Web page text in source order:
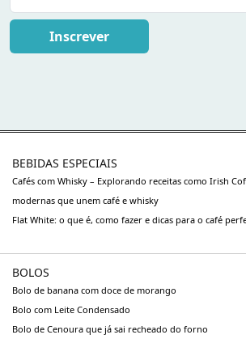
Inscrever
BEBIDAS ESPECIAIS
Cafés com Whisky – Explorando receitas como Irish
modernas que unem café e whisky
Flat White: o que é, como fazer e dicas para o café
BOLOS
Bolo de banana com doce de morango
Bolo com Leite Condensado
Bolo de Cenoura que já sai recheado do forno